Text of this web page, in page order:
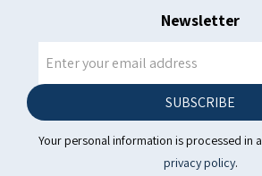
Ursprungsland: Island Newsletter
SUBSCRIBE
Your personal information is processed in
privacy policy.